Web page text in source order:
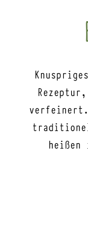
verfeinert.